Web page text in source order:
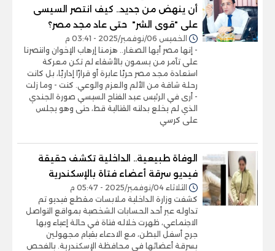
أن ينهض من جديد.. كيف انتصر السيسى
على "قوى الشر" حتى عاد مجد مصر؟
الخميس 06/نوفمبر/2025 - 03:41 م
- إنها مصر أيها الصغار.. هزمنا إرهاب الإخوان وانتصرنا
على تآمر من يسمون بالأشقاء لم تكن معركة
استعادة مجد مصر حربًا عابرة أو قرارًا إداريًا، بل كانت
رحلة شاقة من الألم والعزم والوعي. كنت - وما زلت
- أرى في الرئيس عبد الفتاح السيسي صورة الجندي
الذي لم يخلع بدلته القتالية قط، حتى وهو يجلس
على كرسي
الوفاة طبيعية.. الداخلية تكشف حقيقة
فيديو سرقة أعضاء فتاة بالإسكندرية
الثلاثاء 04/نوفمبر/2025 - 05:47 م
كشفت وزارة الداخلية ملابسات مقطع فيديو تم
تداوله عبر أحد الحسابات الشخصية بمواقع التواصل
الاجتماعي، ظهرت خلاله فتاة في حالة إعياء وبها
جرح أسفل البطن، مع الادعاء بقيام مجهولين
بسرقة أعضائها في محافظة الإسكندرية. بالفحص